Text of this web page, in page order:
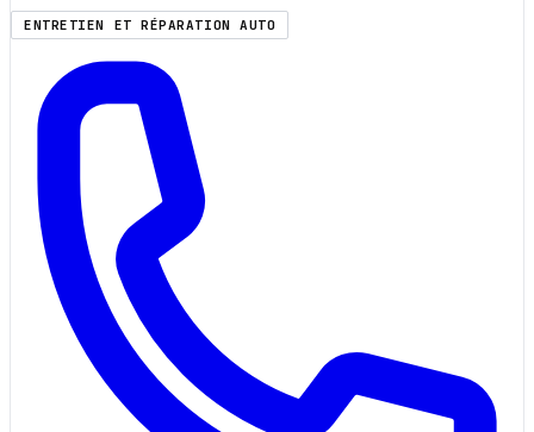
ENTRETIEN ET RÉPARATION AUTO